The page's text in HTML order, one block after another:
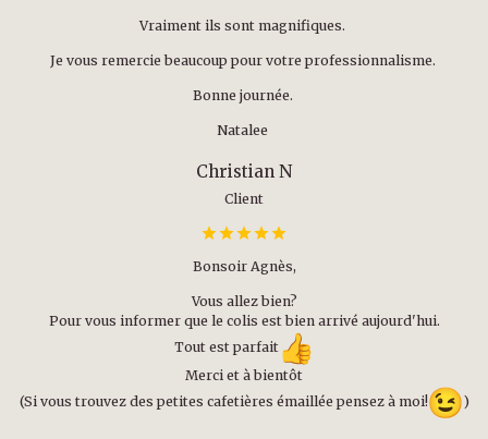
Vraiment ils sont magnifiques.
Je vous remercie beaucoup pour votre professionnalisme.
Bonne journée.
Natalee
Christian N
Client
Bonsoir Agnès,
Vous allez bien?
Pour vous informer que le colis est bien arrivé aujourd'hui.
Tout est parfait
Merci et à bientôt
(Si vous trouvez des petites cafetières émaillée pensez à moi!
)